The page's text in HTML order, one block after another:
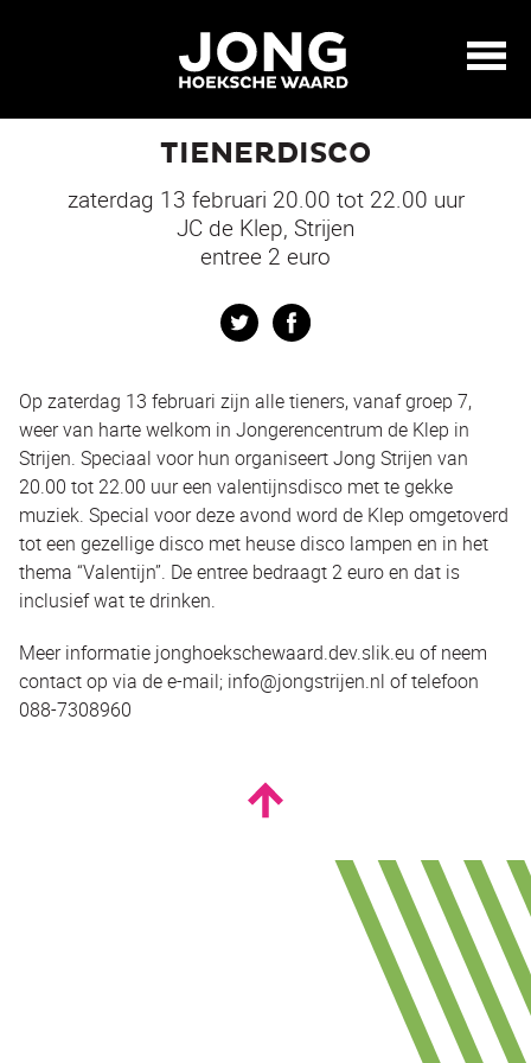
TIENERDISCO
zaterdag 13 februari 20.00 tot 22.00 uur
JC de Klep, Strijen
entree 2 euro
Twitter
Op zaterdag 13 februari zijn alle tieners, vanaf groep 7,
weer van harte welkom in Jongerencentrum de Klep in
Strijen. Speciaal voor hun organiseert Jong Strijen van
20.00 tot 22.00 uur een valentijnsdisco met te gekke
muziek. Special voor deze avond word de Klep omgetoverd
tot een gezellige disco met heuse disco lampen en in het
thema “Valentijn”. De entree bedraagt 2 euro en dat is
inclusief wat te drinken.
Meer informatie jonghoekschewaard.dev.slik.eu of neem
contact op via de e-mail; info@jongstrijen.nl of telefoon
088-7308960